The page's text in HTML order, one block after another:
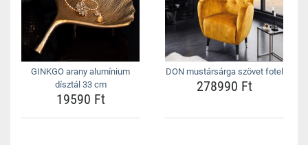
GINKGO arany alumínium
dísztál 33 cm
19590 Ft
DON mustársárga szövet fotel
278990 Ft